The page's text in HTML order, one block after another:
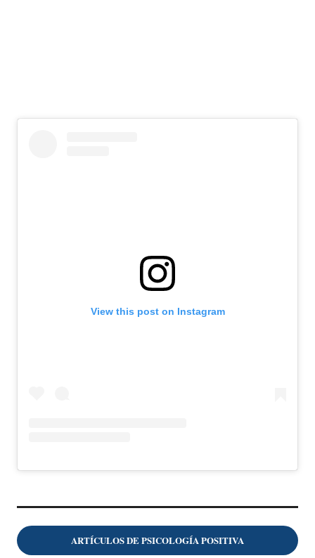
View this post on Instagram
ARTÍCULOS DE PSICOLOGÍA POSITIVA